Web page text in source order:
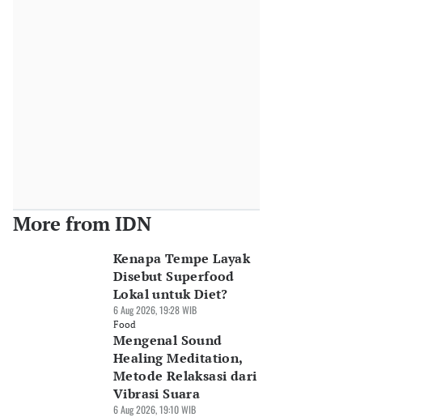
More from IDN
Kenapa Tempe Layak
Disebut Superfood
Lokal untuk Diet?
6 Aug 2026, 19:28 WIB
Food
Mengenal Sound
Healing Meditation,
Metode Relaksasi dari
Vibrasi Suara
6 Aug 2026, 19:10 WIB